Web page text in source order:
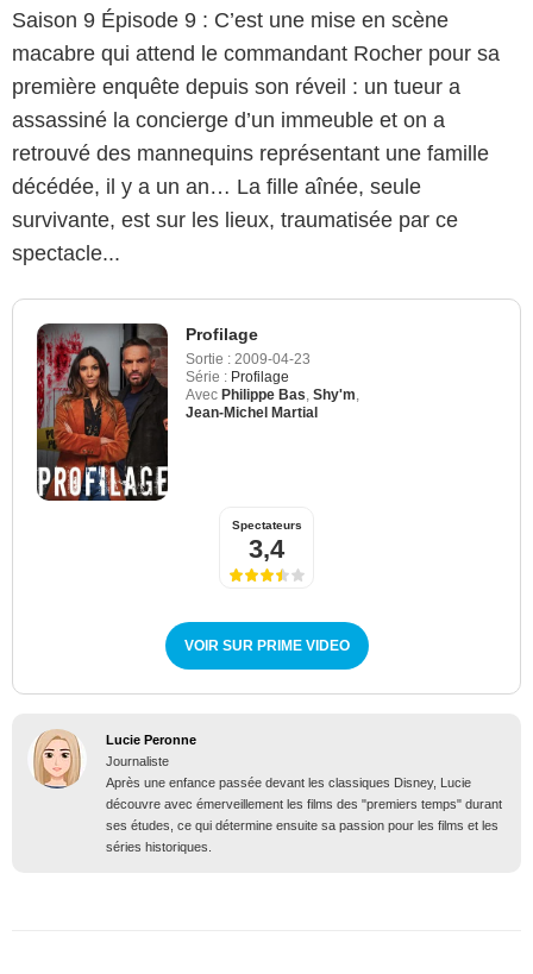
Saison 9 Épisode 9 : C’est une mise en scène
macabre qui attend le commandant Rocher pour sa
première enquête depuis son réveil : un tueur a
assassiné la concierge d’un immeuble et on a
retrouvé des mannequins représentant une famille
décédée, il y a un an… La fille aînée, seule
survivante, est sur les lieux, traumatisée par ce
spectacle...
Profilage
Sortie : 2009-04-23
Série : Profilage
Avec Philippe Bas Shy'm
Jean-Michel Martial
Spectateurs
3,4
VOIR SUR PRIME VIDEO
Lucie Peronne
Journaliste
Après une enfance passée devant les classiques Disney, Lucie
découvre avec émerveillement les films des "premiers temps" durant
ses études, ce qui détermine ensuite sa passion pour les films et les
séries historiques.